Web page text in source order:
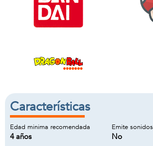
Características
Edad minima recomendada
4 años
Emite sonidos
No